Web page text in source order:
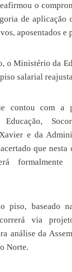
o
de aplicação
aposentados e
o Ministério da
salarial
contou com a
Educação,
e da
que
formalmente
piso, baseado
via
análise da
Norte.